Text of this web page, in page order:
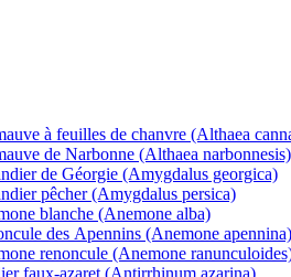
à feuilles de chanvre (Althaea
de Narbonne (Althaea narbonnesis)
de Géorgie (Amygdalus georgica)
pêcher (Amygdalus persica)
blanche (Anemone alba)
des Apennins (Anemone apennina)
renoncule (Anemone
faux-azaret (Antirrhinum azarina)